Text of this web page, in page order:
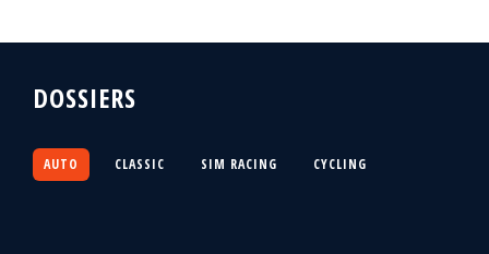
DOSSIERS
AUTO CLASSIC SIM RACING CYCLING